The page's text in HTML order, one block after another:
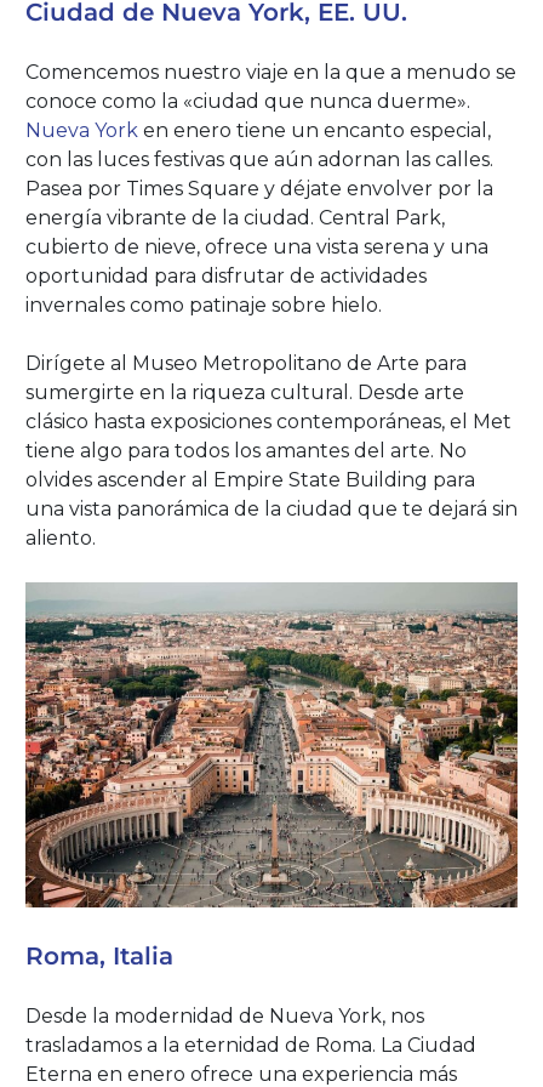
Ciudad de Nueva York, EE. UU.
Comencemos nuestro viaje en la que a menudo se
conoce como la «ciudad que nunca duerme».
Nueva York en enero tiene un encanto especial,
con las luces festivas que aún adornan las calles.
Pasea por Times Square y déjate envolver por la
energía vibrante de la ciudad. Central Park,
cubierto de nieve, ofrece una vista serena y una
oportunidad para disfrutar de actividades
invernales como patinaje sobre hielo.
Dirígete al Museo Metropolitano de Arte para
sumergirte en la riqueza cultural. Desde arte
clásico hasta exposiciones contemporáneas, el Met
tiene algo para todos los amantes del arte. No
olvides ascender al Empire State Building para
una vista panorámica de la ciudad que te dejará sin
aliento.
Roma, Italia
Desde la modernidad de Nueva York, nos
trasladamos a la eternidad de Roma. La Ciudad
Eterna en enero ofrece una experiencia más